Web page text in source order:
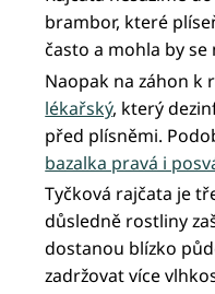
brambor, které
často a mohla by
Naopak na záhon k
lékařský, který
před plísněmi.
bazalka pravá i
Tyčková rajčata je
důsledně rostliny
dostanou blízko
zadržovat více